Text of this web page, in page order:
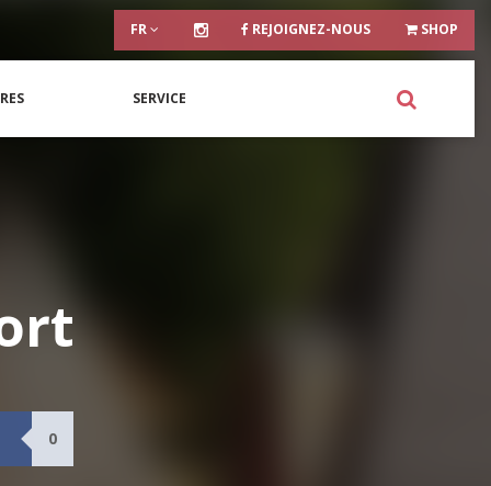
REJOIGNEZ-NOUS SHOP
FR
SERVICE
0